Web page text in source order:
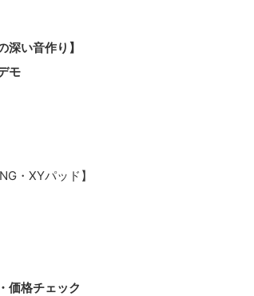
い音作り】
モ
・XYパッド】
価格チェック